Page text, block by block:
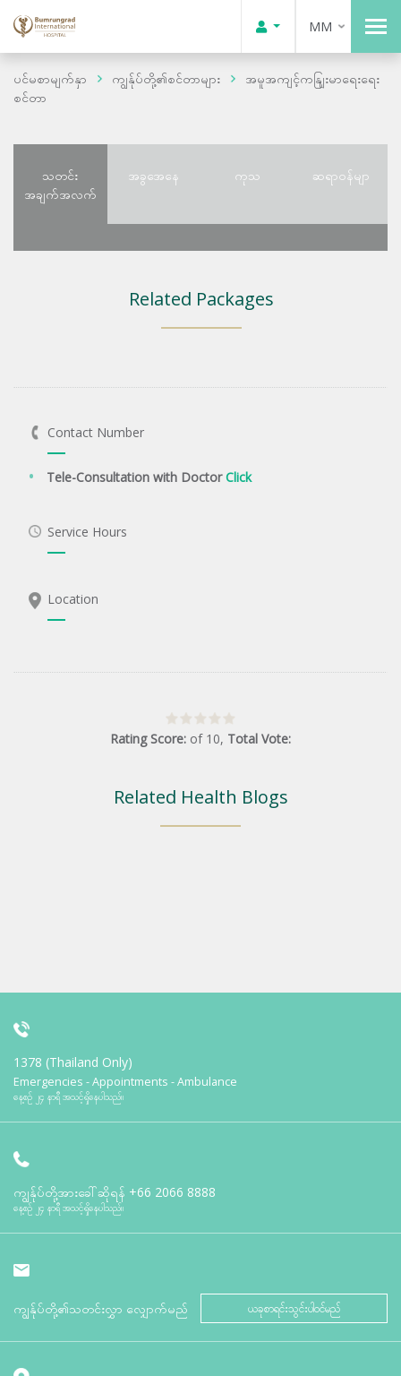
MM
ပင်မစာမျက်နှာ ကျွန်ုပ်တို့၏စင်တာများ
အမူအကျင့်ကနျြးမာရေးရေး
စင်တာ
သတင်း
အချက်အလက်
အခွအေနေ ကုသ ဆရာဝန်မျာ
Related Packages
Contact Number
Tele-Consultation with DoctorClick
Service Hours
Location
Rating Score: of 10, Total Vote:
Related Health Blogs
1378 (Thailand Only)
Emergencies - Appointments - Ambulance
နေ့စဉ် ၂၄ နာရီ အသင့်ရှိနေပါသည်။
ကျွန်ုပ်တို့အားခေါ်ဆိုရန် +66 2066 8888
နေ့စဉ် ၂၄ နာရီ အသင့်ရှိနေပါသည်။
ကျွန်ုပ်တို့၏သတင်းလွှာ လျှောက်မည် ယခုစာရင်းသွင်းပါဝင်မည်